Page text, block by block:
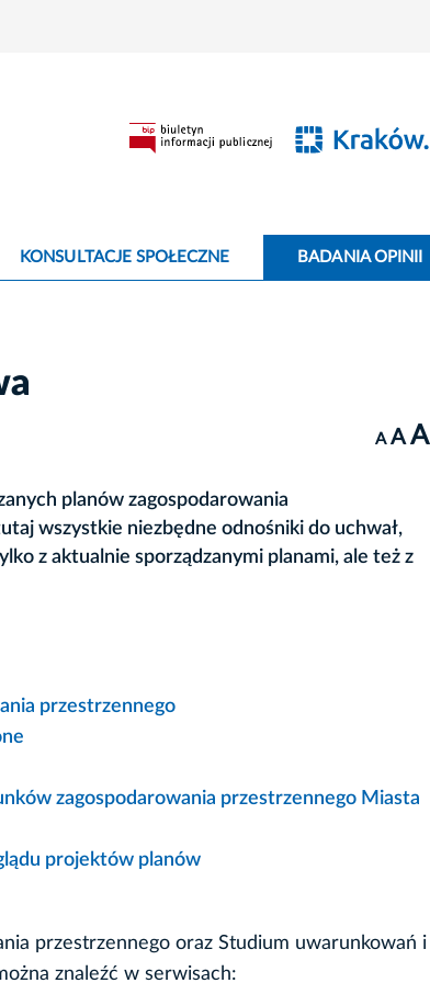
KONSULTACJE SPOŁECZNE BADANIA OPINII
A A A
planów zagospodarowania
wszystkie niezbędne odnośniki do uchwał,
z aktualnie sporządzanymi planami, ale też z
przestrzennego
zagospodarowania przestrzennego Miasta
projektów planów
przestrzennego oraz Studium uwarunkowań i
znaleźć w serwisach: